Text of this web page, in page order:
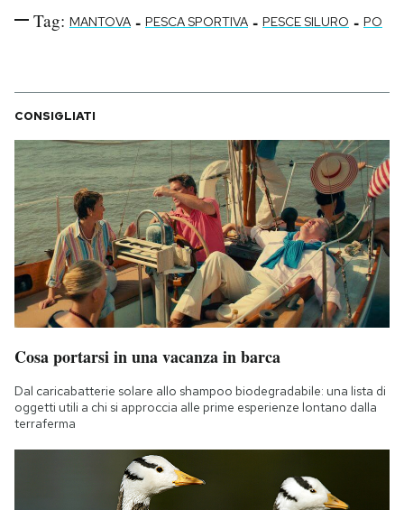
Tag: MANTOVA - PESCA SPORTIVA - PESCE SILURO - PO
CONSIGLIATI
Cosa portarsi in una vacanza in barca
Dal caricabatterie solare allo shampoo biodegradabile: una lista di
oggetti utili a chi si approccia alle prime esperienze lontano dalla
terraferma